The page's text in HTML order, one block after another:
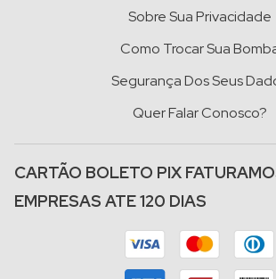
Sobre Sua Privacidade
Como Trocar Sua
Segurança Dos Seus
Quer Falar Conosco?
CARTÃO BOLETO PIX
EMPRESAS ATE 120 DIAS